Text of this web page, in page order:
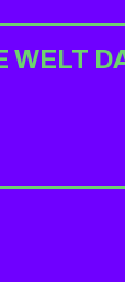
WELT